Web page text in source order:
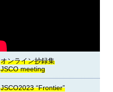
JSCO2023 “Frontier”